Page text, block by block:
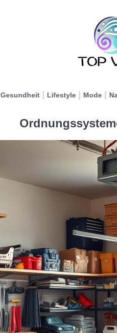
Gesundheit Lifestyle Mode